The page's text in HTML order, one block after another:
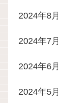
2024年8月
2024年7月
2024年6月
2024年5月